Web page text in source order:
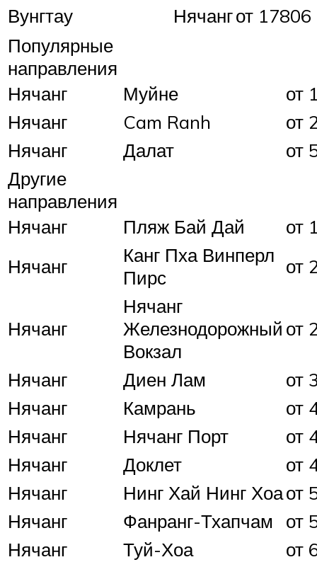
Вунгтау
Нячангот 17806
Популярные
направления
Нячанг
Муйне
от
Нячанг
Cam Ranh
от
Нячанг
Далат
от
Другие
направления
Нячанг
Пляж Бай Дай
от
Нячанг
Канг Пха Винперл
Пирс
от
Нячанг
Нячанг
Железнодорожный
Вокзал
от
Нячанг Диен Лам
от
Нячанг
Камрань
от
Нячанг
Нячанг Порт
от
Нячанг
Доклет
от
Нячанг
Нинг Хай Нинг Хоаот
Нячанг
Фанранг-Тхапчам
от
Нячанг
Туй-Хоа
от